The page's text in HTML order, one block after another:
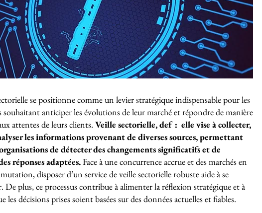
se positionne comme un levier stratégique indispensable pour les
souhaitant anticiper les évolutions de leur marché et répondre de manière
attentes de leurs clients. Veille sectorielle, def : elle vise à collecter,
les informations provenant de diverses sources, permettant
de détecter des changements significatifs et de
réponses adaptées.Face à une concurrence accrue et des marchés en
disposer d’un service de veille sectorielle robuste aide à se
De plus, ce processus contribue à alimenter la réflexion stratégique et à
les décisions prises soient basées sur des données actuelles et fiables.